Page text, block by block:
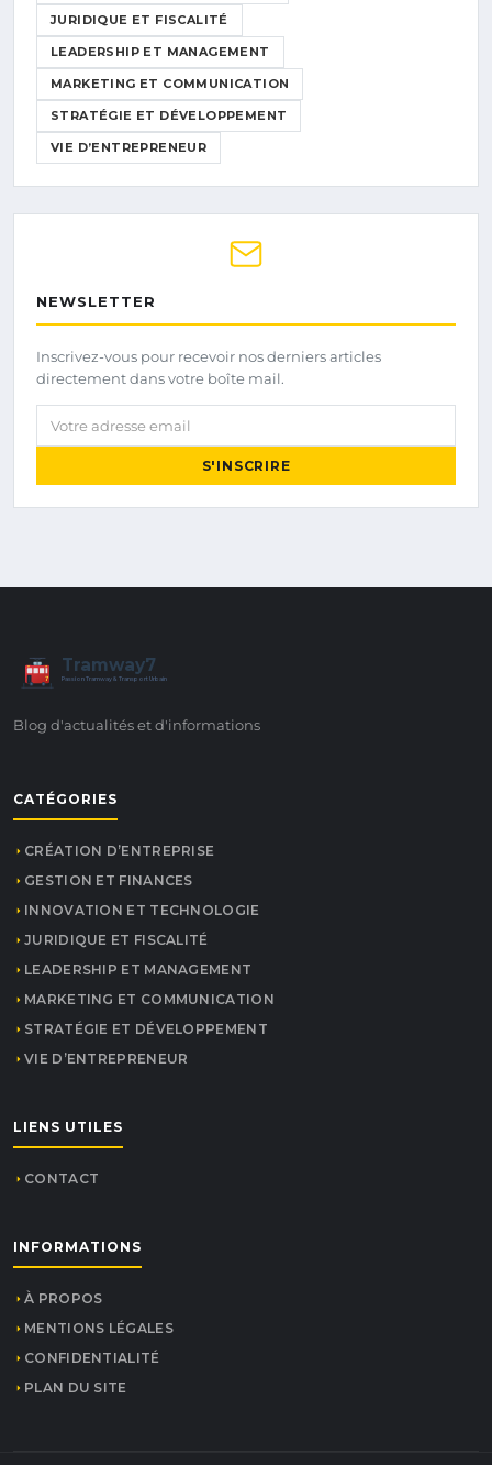
JURIDIQUE ET FISCALITÉ
LEADERSHIP ET MANAGEMENT
MARKETING ET COMMUNICATION
STRATÉGIE ET DÉVELOPPEMENT
VIE D’ENTREPRENEUR
NEWSLETTER
Inscrivez-vous pour recevoir nos derniers articles
directement dans votre boîte mail.
Votre adresse email
S'INSCRIRE
7
Tramway7
Passion Tramway & Transport Urbain
Blog d'actualités et d'informations
CATÉGORIES
CRÉATION D’ENTREPRISE
GESTION ET FINANCES
INNOVATION ET TECHNOLOGIE
JURIDIQUE ET FISCALITÉ
LEADERSHIP ET MANAGEMENT
MARKETING ET COMMUNICATION
STRATÉGIE ET DÉVELOPPEMENT
VIE D’ENTREPRENEUR
LIENS UTILES
CONTACT
INFORMATIONS
À PROPOS
MENTIONS LÉGALES
CONFIDENTIALITÉ
PLAN DU SITE